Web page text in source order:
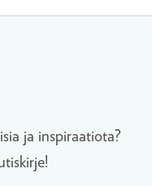
ja inspiraatiota?